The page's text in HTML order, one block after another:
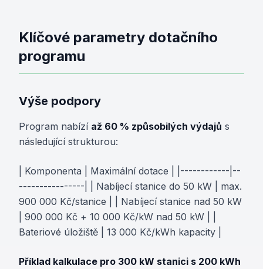
Klíčové parametry dotačního
programu
Výše podpory
Program nabízí až 60 % způsobilých výdajů s
následující strukturou:
| Komponenta | Maximální dotace | |------------|--
----------------| | Nabíjecí stanice do 50 kW | max.
900 000 Kč/stanice | | Nabíjecí stanice nad 50 kW
| 900 000 Kč + 10 000 Kč/kW nad 50 kW | |
Bateriové úložiště | 13 000 Kč/kWh kapacity |
Příklad kalkulace pro 300 kW stanici s 200 kWh